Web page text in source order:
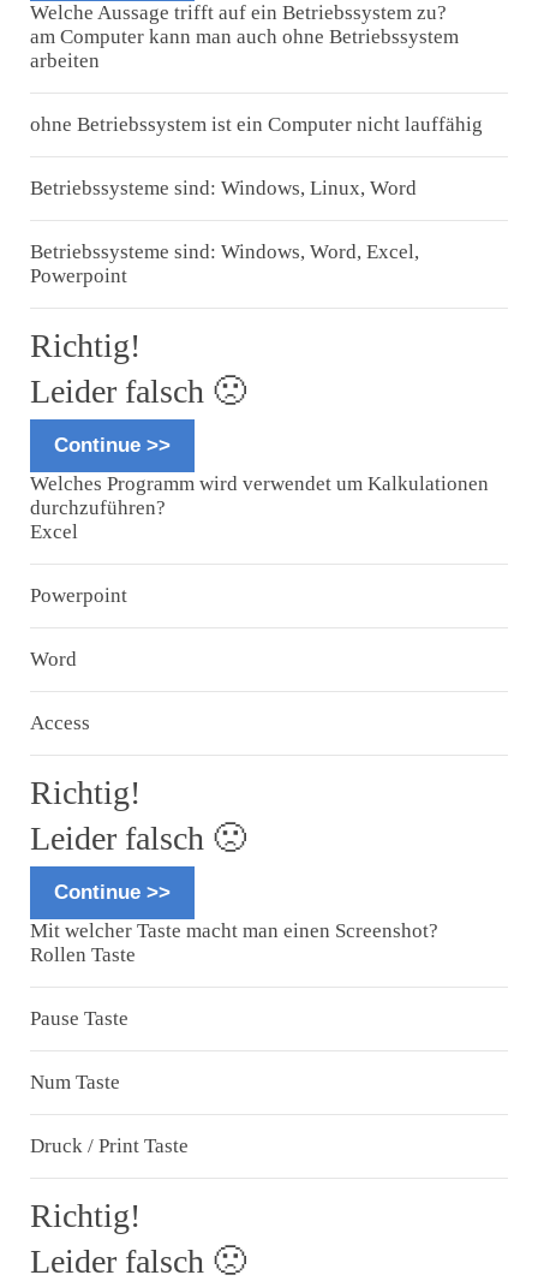
Welche Aussage trifft auf ein Betriebssystem zu?
am Computer kann man auch ohne Betriebssystem
arbeiten
ohne Betriebssystem ist ein Computer nicht lauffähig
Betriebssysteme sind: Windows, Linux, Word
Betriebssysteme sind: Windows, Word, Excel,
Powerpoint
Richtig!
Leider falsch 🙁
Continue >>
Welches Programm wird verwendet um Kalkulationen
durchzuführen?
Excel
Powerpoint
Word
Access
Richtig!
Leider falsch 🙁
Continue >>
Mit welcher Taste macht man einen Screenshot?
Rollen Taste
Pause Taste
Num Taste
Druck / Print Taste
Richtig!
Leider falsch 🙁